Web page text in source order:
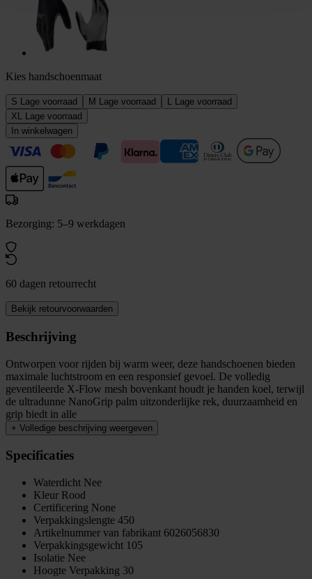
Kies handschoenmaat
S Lage voorraad M Lage voorraad L Lage voorraad
XL Lage voorraad
In winkelwagen
Bezorging: 5–9 werkdagen
60 dagen retourrecht
Bekijk retourvoorwaarden
Beschrijving
Ontworpen voor rijden bij warm weer, deze handschoenen bieden
maximale luchtstroom en een responsief gevoel. De volledig
geventileerde X-Flow mesh bovenkant houdt je handen koel, terwijl
de ultradunne NanoGrip palm uitzonderlijke rek, duurzaamheid en
grip biedt in alle
+ Volledige beschrijving weergeven
Specificaties
Waterdicht Nee
Kleur Rood
Certificering None
Verpakkingslengte 450
Artikelnummer van fabrikant 6026056830
Verpakkingsgewicht 105
Isolatie Nee
Hoogte Verpakking 30